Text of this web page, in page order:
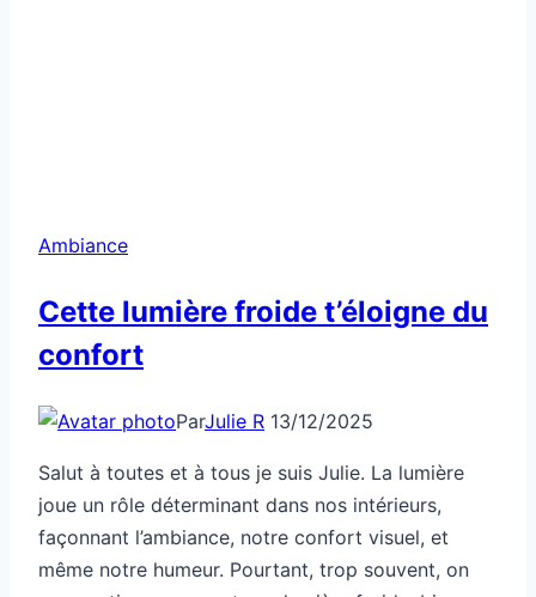
Ambiance
Cette lumière froide t’éloigne du
confort
ParJulie R 13/12/2025
Salut à toutes et à tous je suis Julie. La lumière
joue un rôle déterminant dans nos intérieurs,
façonnant l’ambiance, notre confort visuel, et
même notre humeur. Pourtant, trop souvent, on